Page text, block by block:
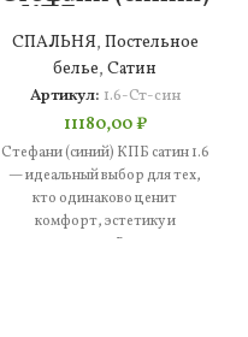
КПБ сатин 1.6
СПАЛЬНЯ, Постельное
белье, Сатин
Артикул: 1.6-Ст-син
11180,00₽
Стефани (синий) КПБ сатин 1.6
— идеальный выбор для тех,
кто одинаково ценит
комфорт, эстетику и
практичность. В составе —